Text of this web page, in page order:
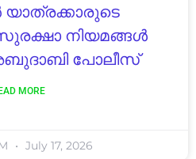
നിയമങ്ങൾ
അബുദാബി പോലീസ്
MORE
July 17, 2026